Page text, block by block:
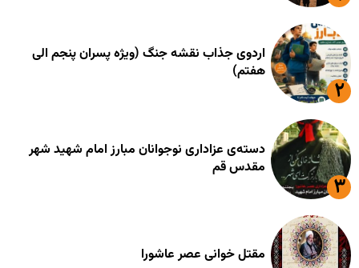
اردوی جذاب نقشه جنگ (ویژه پسران پنجم الی
هفتم)
دسته‌ی عزاداری نوجوانان مبارز امام شهید شهر
مقدس قم
مقتل خوانی عصر عاشورا